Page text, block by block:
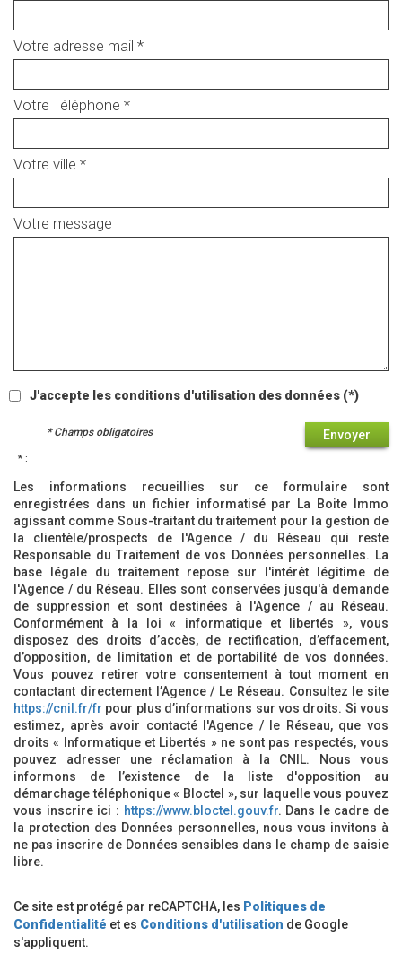
Votre adresse mail *
Votre Téléphone *
Votre ville *
Votre message
J'accepte les conditions d'utilisation des données (*)
Envoyer
* Champs obligatoires
* :
Les informations recueillies sur ce formulaire sont
enregistrées dans un fichier informatisé par La Boite Immo
agissant comme Sous-traitant du traitement pour la gestion de
la clientèle/prospects de l'Agence / du Réseau qui reste
Responsable du Traitement de vos Données personnelles. La
base légale du traitement repose sur l'intérêt légitime de
l'Agence / du Réseau. Elles sont conservées jusqu'à demande
de suppression et sont destinées à l'Agence / au Réseau.
Conformément à la loi « informatique et libertés », vous
disposez des droits d’accès, de rectification, d’effacement,
d’opposition, de limitation et de portabilité de vos données.
Vous pouvez retirer votre consentement à tout moment en
contactant directement l’Agence / Le Réseau. Consultez le site
https://cnil.fr/fr pour plus d’informations sur vos droits. Si vous
estimez, après avoir contacté l'Agence / le Réseau, que vos
droits « Informatique et Libertés » ne sont pas respectés, vous
pouvez adresser une réclamation à la CNIL. Nous vous
informons de l’existence de la liste d'opposition au
démarchage téléphonique « Bloctel », sur laquelle vous pouvez
vous inscrire ici : https://www.bloctel.gouv.fr. Dans le cadre de
la protection des Données personnelles, nous vous invitons à
ne pas inscrire de Données sensibles dans le champ de saisie
libre.
Ce site est protégé par reCAPTCHA, les Politiques de
Confidentialité et es Conditions d'utilisation de Google
s'appliquent.